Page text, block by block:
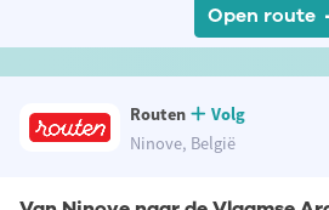
Open route
Routen
Volg
Ninove, België